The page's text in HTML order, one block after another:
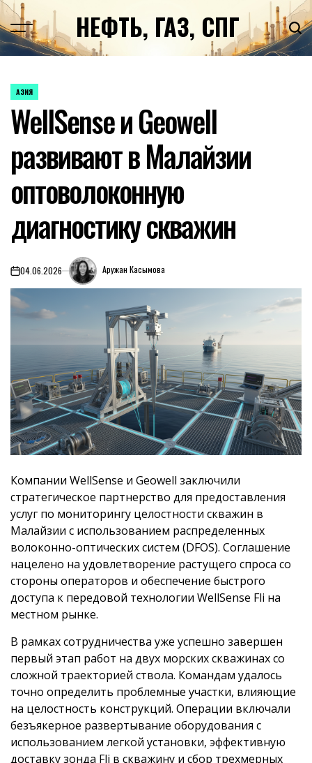
Перейти
к
содержимомуНЕФТЬ, ГАЗ, СПГ
ОПУБЛИКОВАНО
АЗИЯ
WellSense и Geowell
развивают в Малайзии
оптоволоконную
диагностику скважин
on04.06.2026 Аружан Касымова
Компании WellSense и Geowell заключили
стратегическое партнерство для предоставления
услуг по мониторингу целостности скважин в
Малайзии с использованием распределенных
волоконно-оптических систем (DFOS). Соглашение
нацелено на удовлетворение растущего спроса со
стороны операторов и обеспечение быстрого
доступа к передовой технологии WellSense Fli на
местном рынке.
В рамках сотрудничества уже успешно завершен
первый этап работ на двух морских скважинах со
сложной траекторией ствола. Командам удалось
точно определить проблемные участки, влияющие
на целостность конструкций. Операции включали
безъякерное развертывание оборудования с
использованием легкой установки, эффективную
доставку зонда Fli в скважину и сбор трехмерных